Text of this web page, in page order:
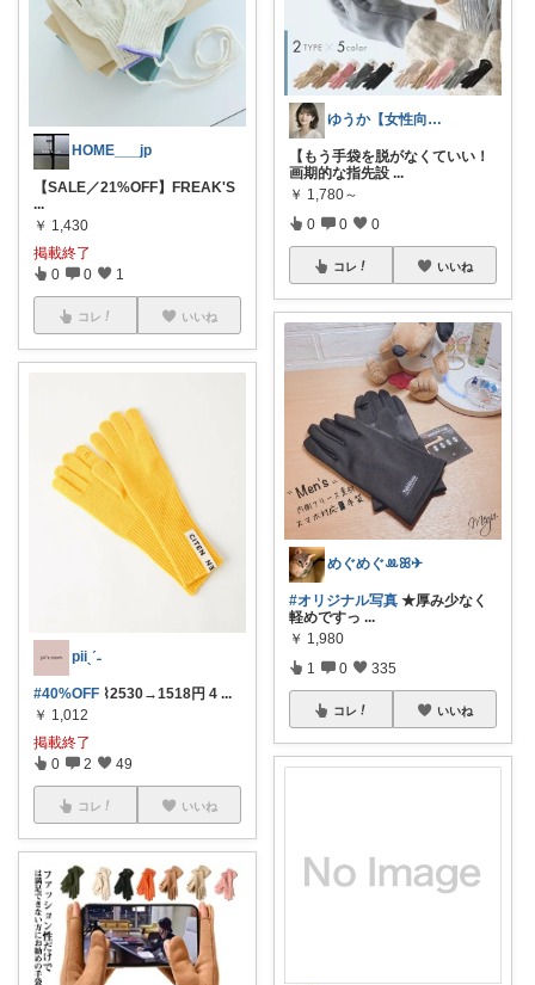
HOME___jp
【SALE／21%OFF】FREAK'S
...
￥ 1,430
掲載終了
0 0 1
コレ いいね
piiˎˊ˗
#40%OFF ⌇2530→1518円 4 ...
￥ 1,012
掲載終了
0 2 49
コレ いいね
ゆうか【女性向け】買ってよかった厳選
【もう手袋を脱がなくていい！
画期的な指先設 ...
￥ 1,780～
0 0 0
コレ いいね
めぐめぐꔛꕤ✈︎
#オリジナル写真 ★厚み少なく
軽めですっ ...
￥ 1,980
1 0 335
コレ いいね